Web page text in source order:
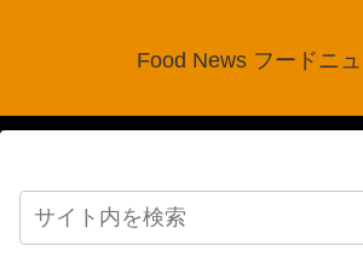
Food News フードニ